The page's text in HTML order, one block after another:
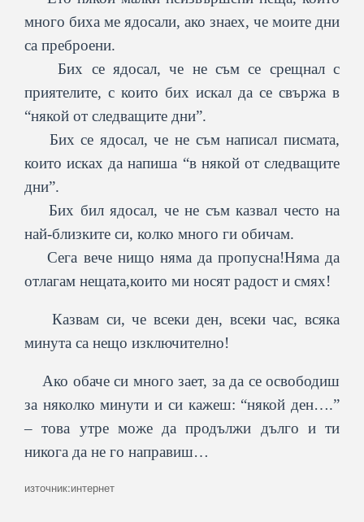
много биха ме ядосали, ако знаех, че моите дни
са преброени.
Бих се ядосал, че не съм се срещнал с
приятелите, с които бих искал да се свържа в
“някой от следващите дни”.
Бих се ядосал, че не съм написал писмата,
които исках да напиша “в някой от следващите
дни”.
Бих бил ядосал, че не съм казвал често на
най-близките си, колко много ги обичам.
Сега вече нищо няма да пропусна!Няма да
отлагам нещата,които ми носят радост и смях!
Казвам си, че всеки ден, всеки час, всяка
минута са нещо изключително!
Ако обаче си много зает, за да се освободиш
за няколко минути и си кажеш: “някой ден….”
– това утре може да продължи дълго и ти
никога да не го направиш…
източник:интернет